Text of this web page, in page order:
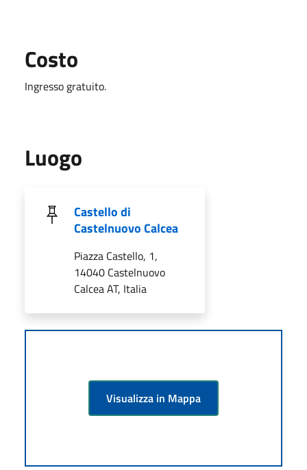
Costo
Ingresso gratuito.
Luogo
Castello di
Castelnuovo Calcea
Piazza Castello, 1,
14040 Castelnuovo
Calcea AT, Italia
Visualizza in Mappa